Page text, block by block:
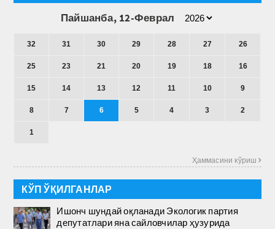
Пайшанба, 12-Феврал
32 31 30 29 28 27 26
25 23 21 20 19 18 16
15 14 13 12 11 10 9
8 7 6 5 4 3 2
1
Ҳаммасини кўриш 
КЎП ЎҚИЛГАНЛАР
Ишонч шундай оқланади Экологик партия
депутатлари яна сайловчилар ҳузурида